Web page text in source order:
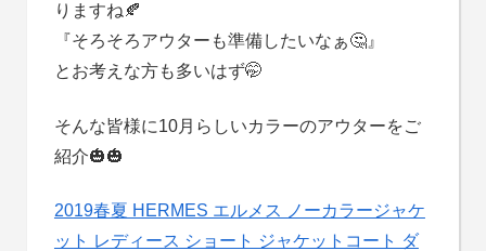
りますね🍂
『そろそろアウターも準備したいなぁ🤔』
とお考えな方も多いはず🤭
そんな皆様に10月らしいカラーのアウターをご
紹介🎃🎃
2019春夏 HERMES エルメス ノーカラージャケ
ット レディース ショート ジャケットコート ダ